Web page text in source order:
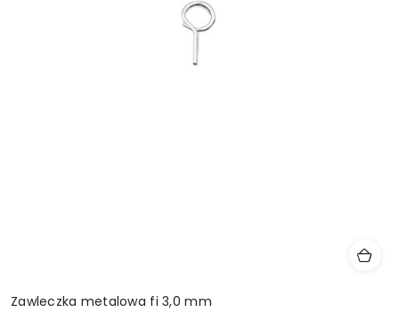
Zawleczka metalowa fi 3,0 mm